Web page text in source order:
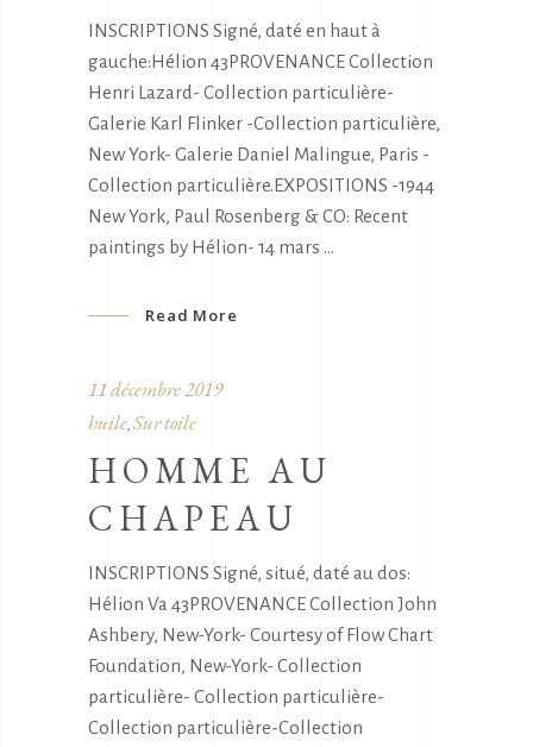
INSCRIPTIONS Signé, daté en haut à
gauche:Hélion 43PROVENANCE Collection
Henri Lazard- Collection particulière-
Galerie Karl Flinker -Collection particulière,
New York- Galerie Daniel Malingue, Paris -
Collection particulière.EXPOSITIONS -1944
New York, Paul Rosenberg & CO: Recent
paintings by Hélion- 14 mars
Read More
11 décembre 2019
huile, Sur toile
HOMME AU
CHAPEAU
INSCRIPTIONS Signé, situé, daté au dos:
Hélion Va 43PROVENANCE Collection John
Ashbery, New-York- Courtesy of Flow Chart
Foundation, New-York- Collection
particulière- Collection particulière-
Collection particulière-Collection